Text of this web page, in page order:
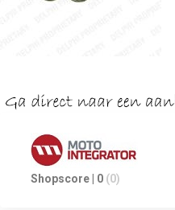
Shopscore | 0 (0)